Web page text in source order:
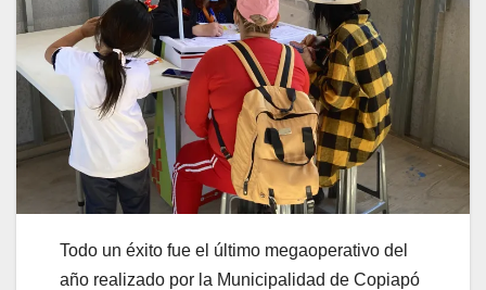
Todo un éxito fue el último megaoperativo del
año realizado por la Municipalidad de Copiapó